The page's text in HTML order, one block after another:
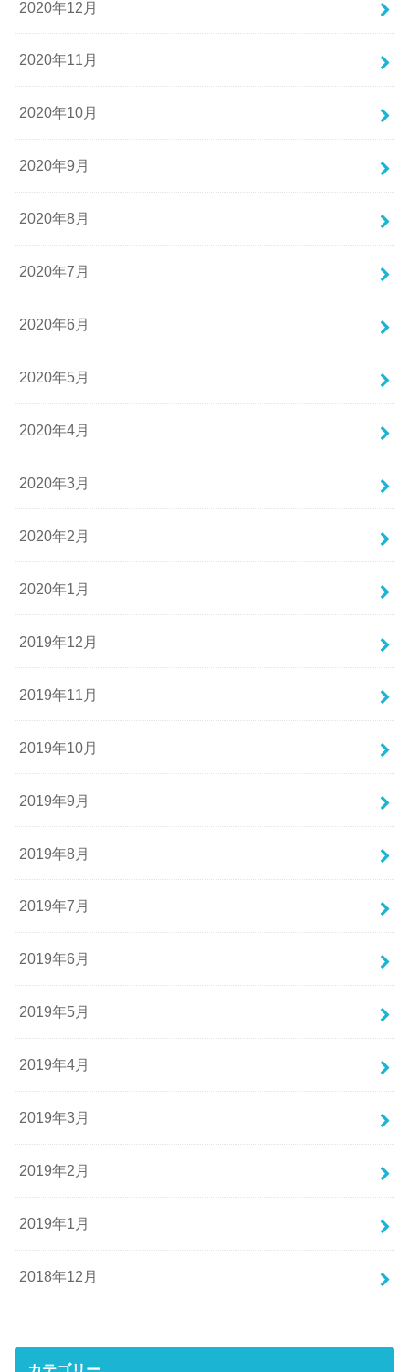
2020年12月
2020年11月
2020年10月
2020年9月
2020年8月
2020年7月
2020年6月
2020年5月
2020年4月
2020年3月
2020年2月
2020年1月
2019年12月
2019年11月
2019年10月
2019年9月
2019年8月
2019年7月
2019年6月
2019年5月
2019年4月
2019年3月
2019年2月
2019年1月
2018年12月